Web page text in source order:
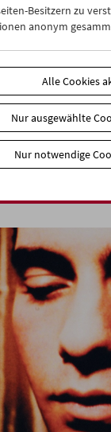
Claudio
Besitzern zu
anonym
Alle Cookies
Nur ausgewählte
Nur notwendige